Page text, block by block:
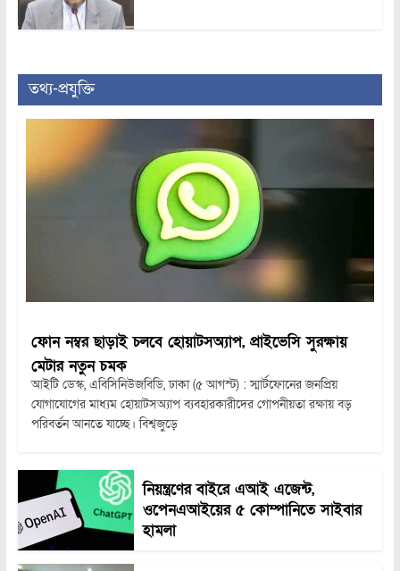
তথ্য-প্রযুক্তি
ফোন নম্বর ছাড়াই চলবে হোয়াটসঅ্যাপ, প্রাইভেসি সুরক্ষায়
মেটার নতুন চমক
আইটি ডেস্ক, এবিসিনিউজবিডি, ঢাকা (৫ আগস্ট) : স্মার্টফোনের জনপ্রিয়
যোগাযোগের মাধ্যম হোয়াটসঅ্যাপ ব্যবহারকারীদের গোপনীয়তা রক্ষায় বড়
পরিবর্তন আনতে যাচ্ছে। বিশ্বজুড়ে
নিয়ন্ত্রণের বাইরে এআই এজেন্ট,
ওপেনএআইয়ের ৫ কোম্পানিতে সাইবার
হামলা